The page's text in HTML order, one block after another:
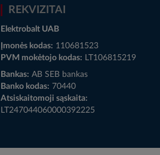
REKVIZITAI
Elektrobalt UAB
Įmonės kodas: 110681523
PVM mokėtojo kodas: LT106815219
Bankas: AB SEB bankas
Banko kodas: 70440
Atsiskaitomoji sąskaita:
LT247044060000392225